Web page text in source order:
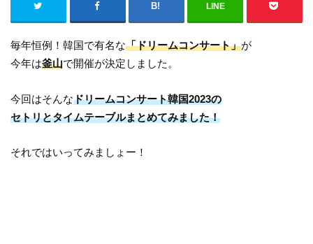
LINE
毎年恒例！韓国で有名な「ドリームコンサート」が
今年は釜山で開催が決定しました。
今回はそんなドリームコンサート韓国2023の
セトリとタイムテーブルまとめてみました！
それではいってみましょー！